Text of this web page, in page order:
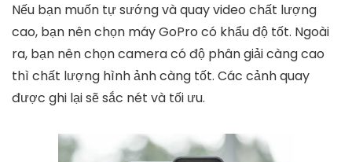
Nếu bạn muốn tự sướng và quay video chất lượng
cao, bạn nên chọn máy GoPro có khẩu độ tốt. Ngoài
ra, bạn nên chọn camera có độ phân giải càng cao
thì chất lượng hình ảnh càng tốt. Các cảnh quay
được ghi lại sẽ sắc nét và tối ưu.